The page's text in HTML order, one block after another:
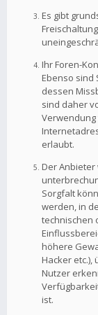
Es gibt
Ihr Foren-
Ebenso sind
dessen
sind daher
erlaubt.
Der Anbieter
Sorgfalt
werden, in
technischen
höhere
Hacker
Nutzer
ist.